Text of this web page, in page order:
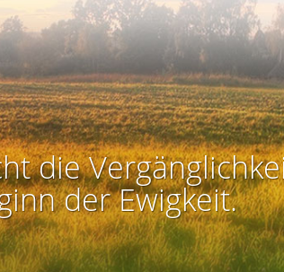
die
der Ewigkeit.